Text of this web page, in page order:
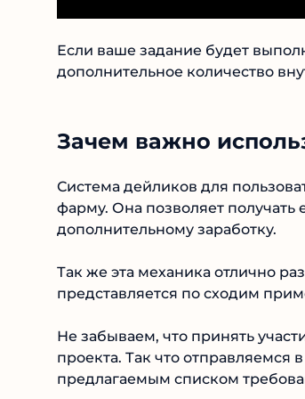
Если ваше задание будет
дополнительное количество
Зачем важно
Система дейликов для
фарму. Она позволяет получать
дополнительному заработку.
Так же эта механика отлично
представляется по сходим
Не забываем, что принять
проекта. Так что
предлагаемым списком